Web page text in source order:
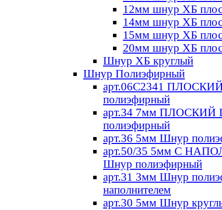
12мм шнур ХБ
14мм шнур ХБ
15мм шнур ХБ
20мм шнур ХБ
Шнур ХБ круглый
Шнур Полиэфирный
арт.06С2341
полиэфирный
арт.34 7мм ПЛОСКИЙ
полиэфирный
арт.36 5мм Шнур
арт.50/35 5мм С
Шнур полиэфирный
арт.31 3мм Шнур
наполнителем
арт.30 5мм Шнур